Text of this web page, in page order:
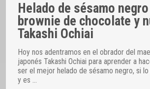
Helado de sésamo
brownie de chocolate y
Takashi Ochiai
Hoy nos adentramos en el obrador del
japonés Takashi Ochiai para aprender a
ser el mejor helado de sésamo negro, si
y es